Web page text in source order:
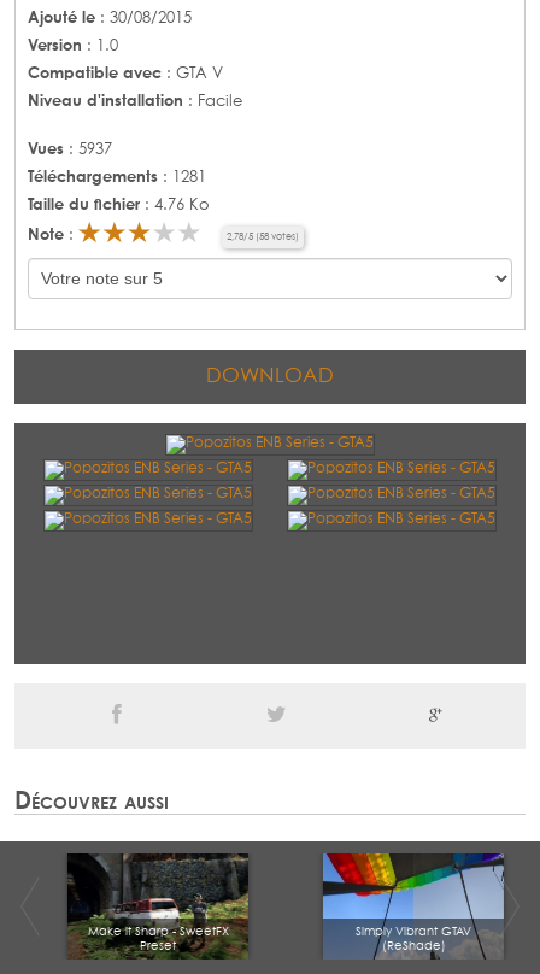
Ajouté le : 30/08/2015
Version : 1.0
Compatible avec : GTA V
Niveau d'installation : Facile
Vues : 5937
Téléchargements : 1281
Taille du fichier : 4.76 Ko
Note : 2,78/5 58 votes)
DOWNLOAD
Découvrez aussi
Make it Sharp - SweetFX
Preset
Simply Vibrant GTAV
(ReShade)